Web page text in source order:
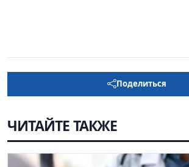
Поделиться
ЧИТАЙТЕ ТАКЖЕ